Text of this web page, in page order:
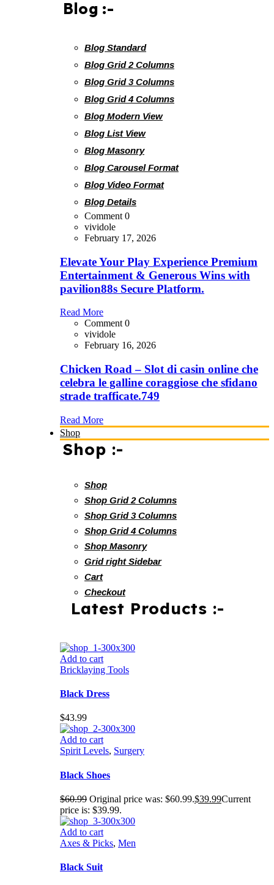
Blog :-
Blog Standard
Blog Grid 2 Columns
Blog Grid 3 Columns
Blog Grid 4 Columns
Blog Modern View
Blog List View
Blog Masonry
Blog Carousel Format
Blog Video Format
Blog Details
Comment 0
vividole
February 17, 2026
Elevate Your Play Experience Premium
Entertainment & Generous Wins with
pavilion88s Secure Platform.
Read More
Comment 0
vividole
February 16, 2026
Chicken Road – Slot di casin online che
celebra le galline coraggiose che sfidano
strade trafficate.749
Read More
Shop
Shop :-
Shop
Shop Grid 2 Columns
Shop Grid 3 Columns
Shop Grid 4 Columns
Shop Masonry
Grid right Sidebar
Cart
Checkout
Latest Products :-
Add to cart
Bricklaying Tools
Black Dress
$43.99
Add to cart
Spirit Levels, Surgery
Black Shoes
$60.99 Original price was: $60.99.$39.99Current
price is: $39.99.
Add to cart
Axes & Picks, Men
Black Suit